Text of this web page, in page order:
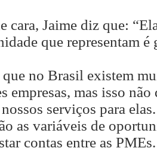
cara, Jaime diz que:
que representam é
no Brasil existem
empresas, mas isso
serviços para
as variáveis de
contas entre as PMEs.